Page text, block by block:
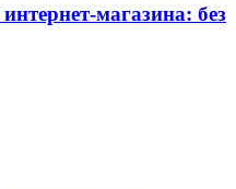
магазина: без